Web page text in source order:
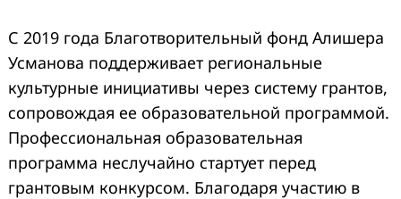
С 2019 года Благотворительный фонд Алишера
Усманова поддерживает региональные
культурные инициативы через систему грантов,
сопровождая ее образовательной программой.
Профессиональная образовательная
программа неслучайно стартует перед
грантовым конкурсом. Благодаря участию в